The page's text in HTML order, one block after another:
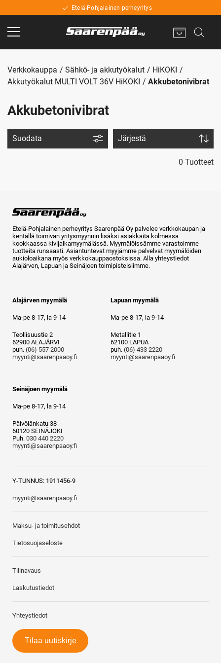
Etelä-Pohjalainen perheyritys
Verkkokauppa Sähkö- ja akkutyökalut
HiKOKI
Akkutyökalut MULTI VOLT 36V HiKOKI
Akkubetonivibrat
Akkubetonivibrat
Suodata Järjestä
0 Tuotteet
Etelä-Pohjalainen perheyritys Saarenpää Oy palvelee verkkokaupan ja
kentällä toimivan yritysmyynnin lisäksi asiakkaita kolmessa
kookkaassa kivijalkamyymälässä. Myymälöissämme varastoimme
tuotteita runsaasti. Asiantuntevat myyjämme palvelvat myymälöiden
aukioloaikana myös verkkokauppaostoksissa. Alla yhteystiedot
Alajärven, Lapuan ja Seinäjoen toimipisteisiimme.
Alajärven myymälä
Ma-pe 8-17, la 9-14
Teollisuustie 2
62900 ALAJÄRVI
puh. (06) 557 2000
myynti@saarenpaaoy.fi
Lapuan myymälä
Ma-pe 8-17, la 9-14
Metallitie 1
62100 LAPUA
puh. (06) 433 2220
myynti@saarenpaaoy.fi
Seinäjoen myymälä
Ma-pe 8-17, la 9-14
Päivölänkatu 38
60120 SEINÄJOKI
Puh. 030 440 2220
myynti@saarenpaaoy.fi
Y-TUNNUS: 1911456-9
myynti@saarenpaaoy.fi
Maksu- ja toimitusehdot
Tietosuojaseloste
Tilinavaus
Laskutustiedot
Yhteystiedot
Tilaa uutiskirje